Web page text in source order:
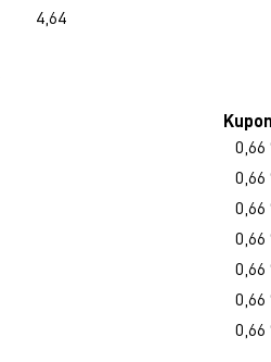
4,64
0,66
0,66
0,66
0,66
0,66
0,66
0,66